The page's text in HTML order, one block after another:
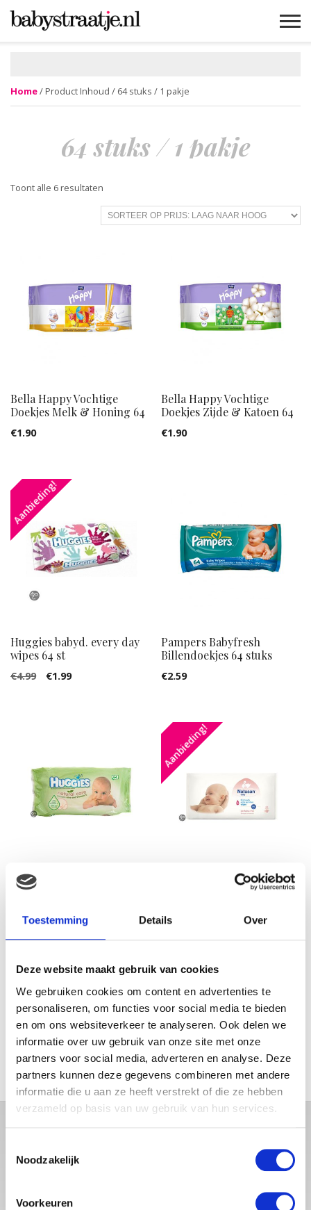
Toestemming Details Over
Deze website maakt gebruik van cookies
We gebruiken cookies om content en advertenties te
personaliseren, om functies voor social media te bieden
en om ons websiteverkeer te analyseren. Ook delen we
informatie over uw gebruik van onze site met onze
partners voor social media, adverteren en analyse. Deze
partners kunnen deze gegevens combineren met andere
informatie die u aan ze heeft verstrekt of die ze hebben
verzameld op basis van uw gebruik van hun services.
Noodzakelijk
Voorkeuren
Home/ Product Inhoud / 64 stuks / 1 pakje
64 stuks / 1 pakje
Toont alle 6 resultaten
op
prijs:
Bella Happy Vochtige
Doekjes Melk & Honing 64
€1.90
Bella Happy Vochtige
Doekjes Zijde & Katoen 64
€1.90
Aanbieding!
Huggies babyd. every day
wipes 64 st
€4.99
Oorspronkelijke
€1.99Huidige
Pampers Babyfresh
Billendoekjes 64 stuks
€2.59
Huggies Natural Care –
2.99
Aanbieding!
Natusan First Touch –
€5.99
Oorspronkelijke
€5.99.
Huidige
FILTER OP PRIJS
Min.
Max.